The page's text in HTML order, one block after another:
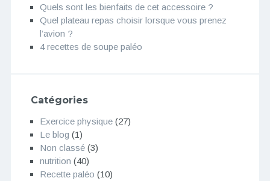
Quels sont les bienfaits de cet accessoire ?
Quel plateau repas choisir lorsque vous prenez
l’avion ?
4 recettes de soupe paléo
Catégories
Exercice physique(27)
Le blog (1)
Non classé(3)
nutrition (40)
Recette paléo (10)